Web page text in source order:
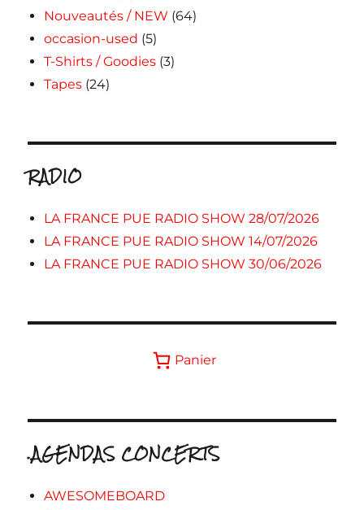
Nouveautés / NEW (64)
occasion-used (5)
T-Shirts / Goodies (3)
Tapes (24)
RADIO
LA FRANCE PUE RADIO SHOW 28/07/2026
LA FRANCE PUE RADIO SHOW 14/07/2026
LA FRANCE PUE RADIO SHOW 30/06/2026
Panier
.AGENDAS CONCERTS
AWESOMEBOARD